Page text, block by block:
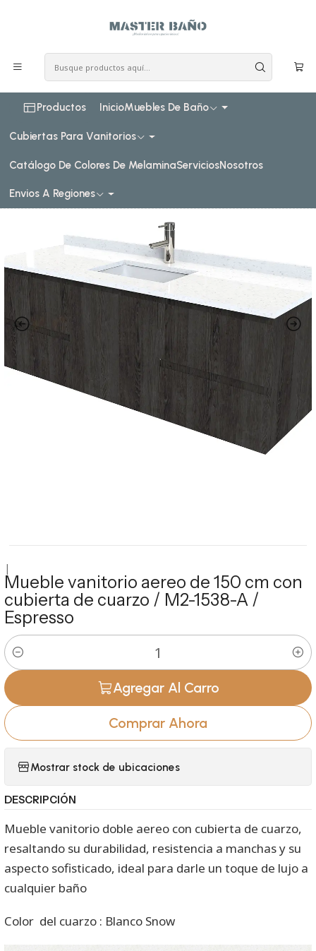
Productos InicioMuebles De Baño
Cubiertas Para Vanitorios
Catálogo De Colores De MelaminaServiciosNosotros
Envios A Regiones
Muebles vanitorios aereo simple cuarzo 150 cm
Mueble vanitorio aereo de 150 cm con cubierta de cuarzo /
M2-1538-A / Espresso
|
Mueble vanitorio aereo de 150 cm con
cubierta de cuarzo / M2-1538-A /
Espresso
Cantidad
Agregar Al Carro
Comprar Ahora
Mostrar stock de ubicaciones
DESCRIPCIÓN
Mueble vanitorio doble aereo con cubierta de cuarzo,
resaltando su durabilidad, resistencia a manchas y su
aspecto sofisticado, ideal para darle un toque de lujo a
cualquier baño
Color del cuarzo : Blanco Snow